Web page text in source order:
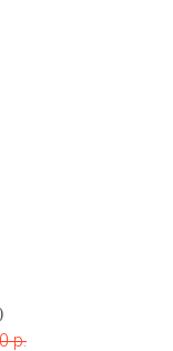
р.